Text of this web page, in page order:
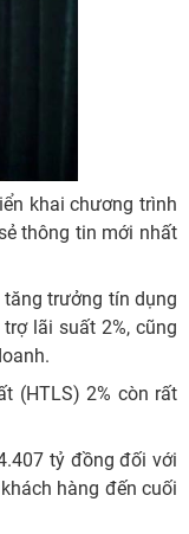
khai chương trình
thông tin mới nhất
trưởng tín dụng
lãi suất 2%, cũng
(HTLS) 2% còn rất
tỷ đồng đối với
hàng đến cuối